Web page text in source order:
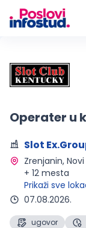
Operater u
Slot
Zrenjanin,
+ 12 mesta
Prikaži sve
07.08.2026.
ugovor